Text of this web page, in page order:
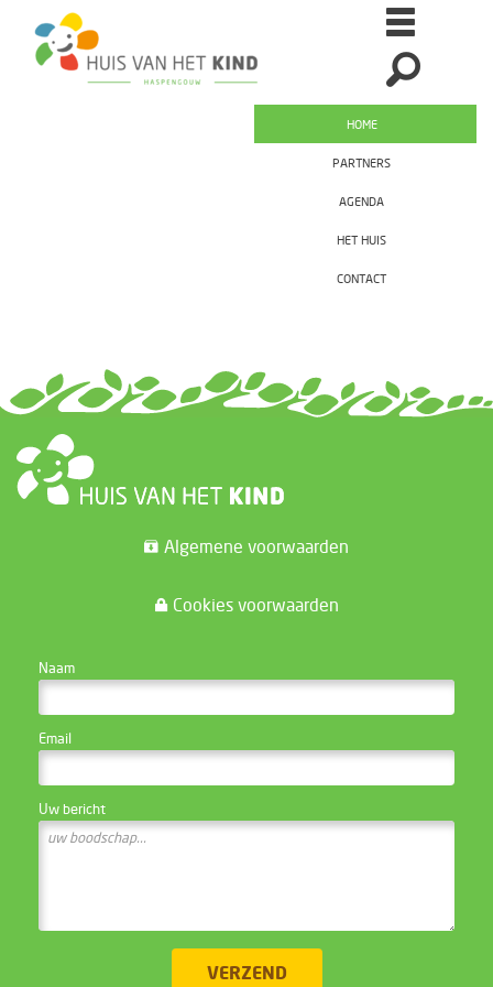
HOME
PARTNERS
AGENDA
HET HUIS
CONTACT
Algemene voorwaarden
Cookies voorwaarden
Naam
Email
Uw bericht
VERZEND